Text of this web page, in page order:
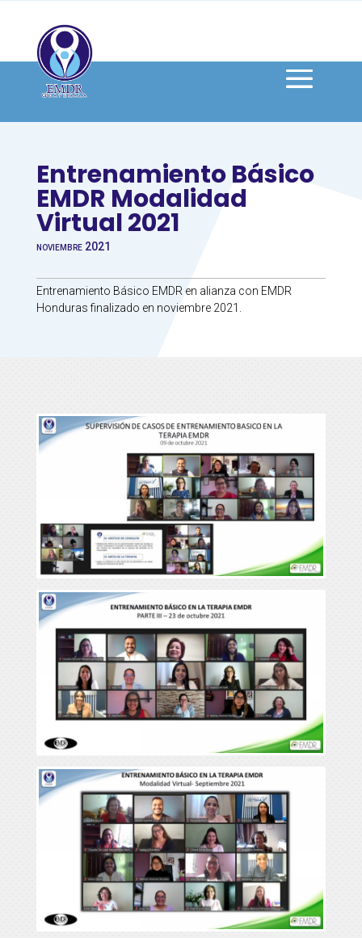
Entrenamiento Básico
EMDR Modalidad
Virtual 2021
noviembre 2021
Entrenamiento Básico EMDR en alianza con EMDR
Honduras finalizado en noviembre 2021.